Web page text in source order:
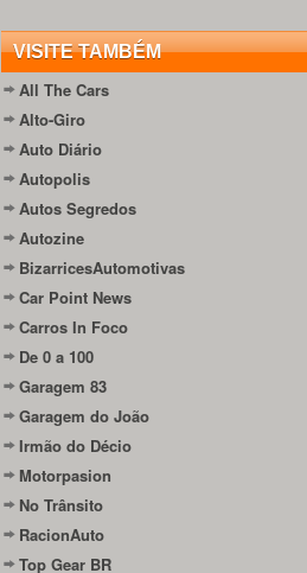
VISITE TAMBÉM
All The Cars
Alto-Giro
Auto Diário
Autopolis
Autos Segredos
Autozine
BizarricesAutomotivas
Car Point News
Carros In Foco
De 0 a 100
Garagem 83
Garagem do João
Irmão do Décio
Motorpasion
No Trânsito
RacionAuto
Top Gear BR